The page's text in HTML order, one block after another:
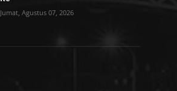
Jumat, Agustus 07, 2026